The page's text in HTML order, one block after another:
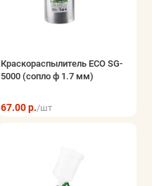
Краскораспылитель ECO SG-
5000 (сопло ф 1.7 мм)
67.00 р./шт